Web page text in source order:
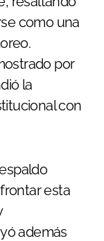
como una
por
la
con
esta
además